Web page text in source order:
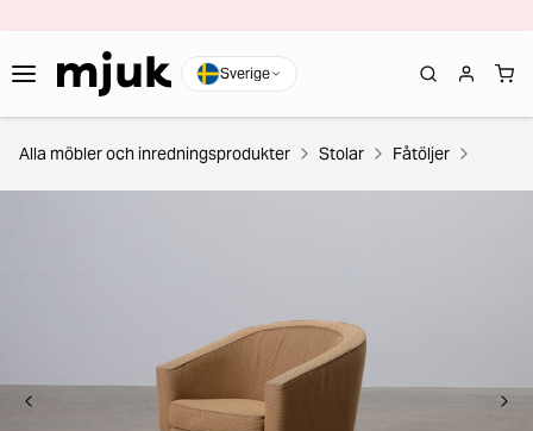
Sverige
Alla möbler och inredningsprodukter Stolar Fåtöljer